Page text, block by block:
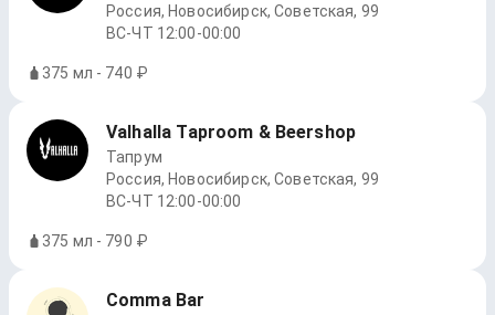
Россия, Новосибирск, Советская, 99
ВС-ЧТ 12:00-00:00
375 мл - 740 ₽
Valhalla Taproom & Beershop
Тапрум
Россия, Новосибирск, Советская, 99
ВС-ЧТ 12:00-00:00
375 мл - 790 ₽
Comma Bar